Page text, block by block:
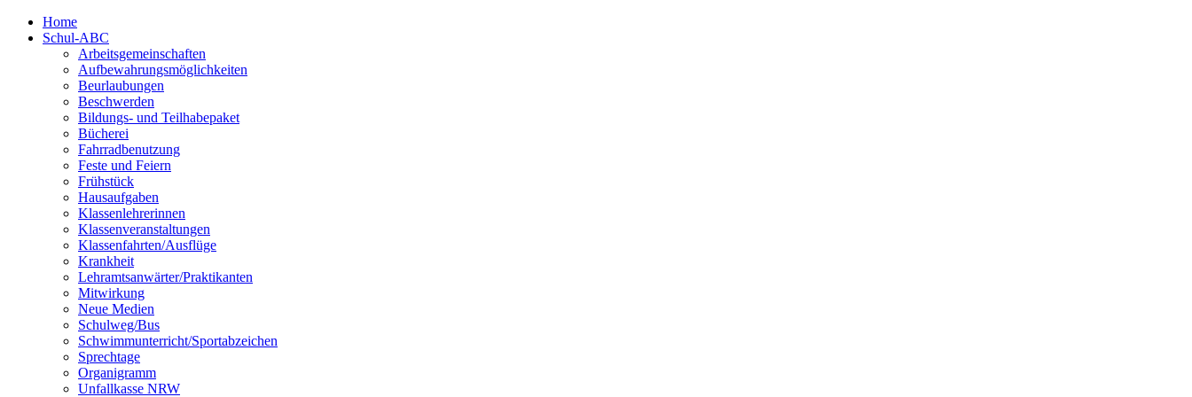
Home
Schul-ABC
Arbeitsgemeinschaften
Aufbewahrungsmöglichkeiten
Beurlaubungen
Beschwerden
Bildungs- und Teilhabepaket
Bücherei
Fahrradbenutzung
Feste und Feiern
Frühstück
Hausaufgaben
Klassenlehrerinnen
Klassenveranstaltungen
Klassenfahrten/Ausflüge
Krankheit
Lehramtsanwärter/Praktikanten
Mitwirkung
Neue Medien
Schulweg/Bus
Schwimmunterricht/Sportabzeichen
Sprechtage
Organigramm
Unfallkasse NRW